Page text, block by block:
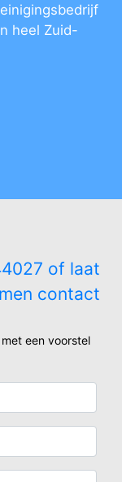
heel Zuid-
of laat
contact
met een voorstel